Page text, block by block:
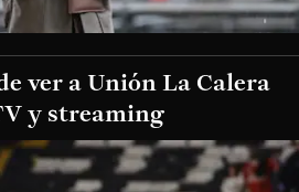
ver a Unión La Calera
y streaming